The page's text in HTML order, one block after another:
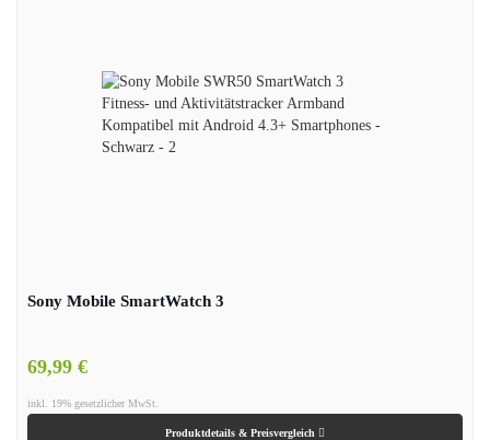
Sony Mobile SmartWatch 3
69,99 €
inkl. 19% gesetzlicher MwSt.
Produktdetails & Preisvergleich